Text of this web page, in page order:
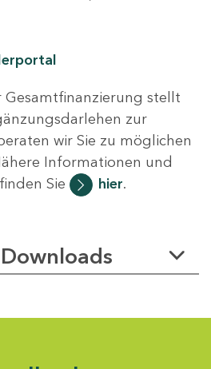
Gesamtfinanzierung stellt
zur
wir Sie zu möglichen
Informationen und
Sie
hier.